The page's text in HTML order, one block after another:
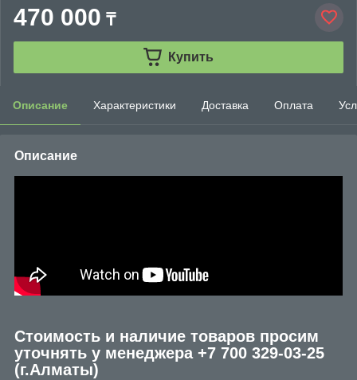
470 000 ₸
Купить
Описание Характеристики Доставка Оплата
Описание
Стоимость и наличие товаров просим
уточнять у менеджера+7 700 329-03-25
(г.Алматы)